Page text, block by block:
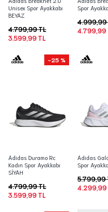
Unisex Spor Ayakkabı
BEYAZ
3.599,99 TL
4.799,99 TL
Spor
4.799,99
4.999,99
-25 %
Adidas Duramo Rc
Kadın Spor Ayakkabı
SİYAH
3.599,99 TL
4.799,99 TL
Adidas
Spor
4.299,99
5.799,99